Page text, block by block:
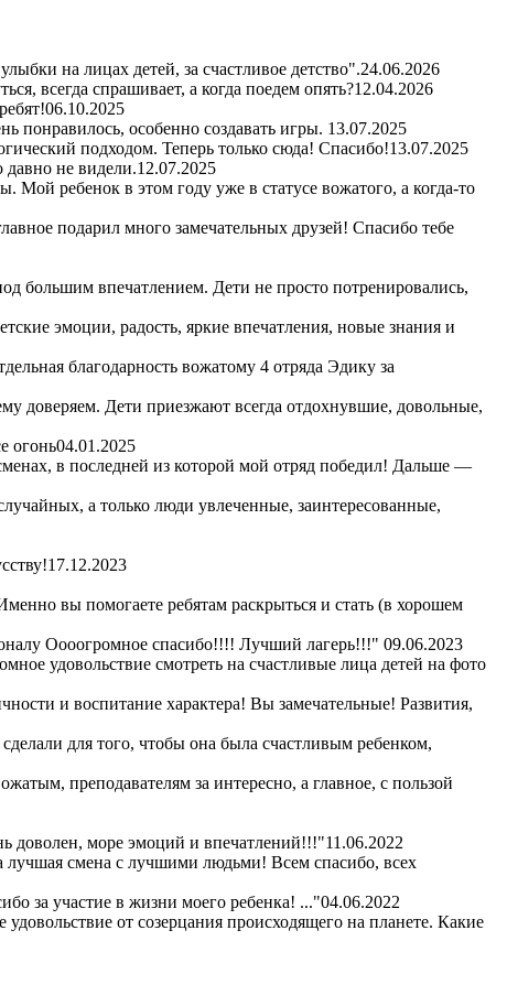
на лицах детей, за счастливое детство".24.06.2026
всегда спрашивает, а когда поедем опять?12.04.2026
06.10.2025
понравилось, особенно создавать игры. 13.07.2025
подходом. Теперь только сюда! Спасибо!13.07.2025
не видели.12.07.2025
ребенок в этом году уже в статусе вожатого, а когда-то
подарил много замечательных друзей! Спасибо тебе
большим впечатлением. Дети не просто потренировались,
эмоции, радость, яркие впечатления, новые знания и
благодарность вожатому 4 отряда Эдику за
доверяем. Дети приезжают всегда отдохнувшие, довольные,
огонь04.01.2025
в последней из которой мой отряд победил! Дальше —
а только люди увлеченные, заинтересованные,
17.12.2023
вы помогаете ребятам раскрыться и стать (в хорошем
Оооогромное спасибо!!!! Лучший лагерь!!!" 09.06.2023
удовольствие смотреть на счастливые лица детей на фото
и воспитание характера! Вы замечательные! Развития,
для того, чтобы она была счастливым ребенком,
преподавателям за интересно, а главное, с пользой
доволен, море эмоций и впечатлений!!!"11.06.2022
смена с лучшими людьми! Всем спасибо, всех
за участие в жизни моего ребенка! ..."04.06.2022
от созерцания происходящего на планете. Какие